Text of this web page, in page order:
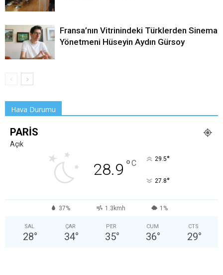
Fransa’nın Vitrinindeki Türklerden Sinema
Yönetmeni Hüseyin Aydın Gürsoy
Hava Durumu
PARIS
Açık
28.9 °C 29.5°
27.8°
37% 1.3kmh 1%
SAL
28°
ÇAR
34°
PER
35°
CUM
36°
CTS
29°